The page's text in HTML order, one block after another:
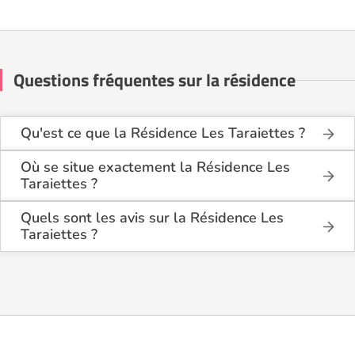
Questions fréquentes sur la résidence
Qu'est ce que la Résidence Les Taraiettes ?
La Résidence Les Taraiettes est une résidence
seniors de type foyer logement - résidence
autonomie .
Cette résidence du secteur privé se situe à Aubagne
(13400).
Où se situe exactement la Résidence Les
Taraiettes ?
La Résidence Les Taraiettes est située Rue Bernard
Palissy à Aubagne (13400), dans les Bouches du
Rhône (13).
Quels sont les avis sur la Résidence Les
Taraiettes ?
Il y a 1 avis déposé(s) sur la Résidence Les